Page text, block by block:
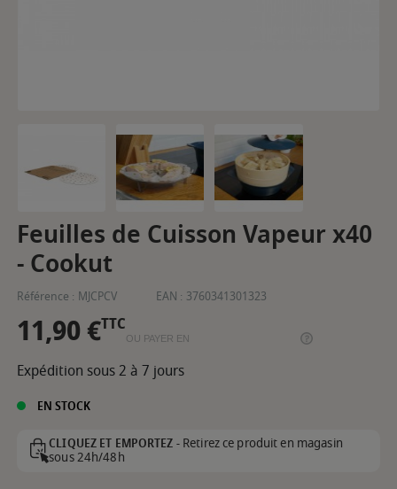
Feuilles de Cuisson Vapeur x40
- Cookut
Référence : MJCPCV EAN : 3760341301323
11,90 €TTC
OU PAYER EN
Expédition sous 2 à 7 jours
EN STOCK
CLIQUEZ ET EMPORTEZ -Retirez ce produit en magasin
sous 24h/48h